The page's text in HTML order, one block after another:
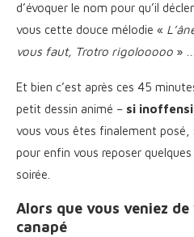
d’évoquer le nom pour qu’il
vous cette douce mélodie «
vous faut, Trotro rigolooooo »
Et bien c’est après ces 45
petit dessin animé – si
vous vous êtes finalement posé,
pour enfin vous reposer
soirée.
Alors que vous veniez
canapé